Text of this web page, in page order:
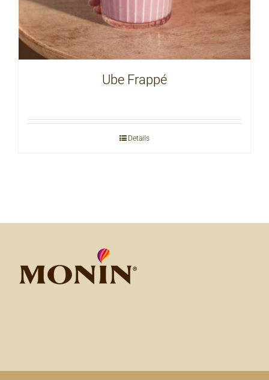
Ube Frappé
Details